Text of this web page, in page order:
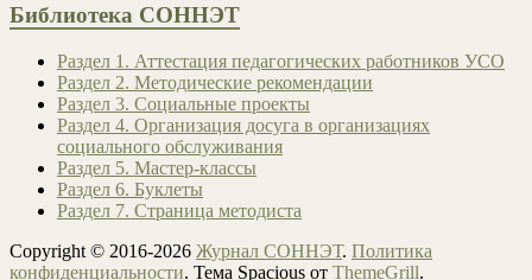
Библиотека СОННЭТ
Раздел 1. Аттестация педагогических работников УСО
Раздел 2. Методические рекомендации
Раздел 3. Социальные проекты
Раздел 4. Организация досуга в организациях
социального обслуживания
Раздел 5. Мастер-классы
Раздел 6. Буклеты
Раздел 7. Страница методиста
Copyright © 2016-2026 Журнал СОННЭТ. Политика
конфиденциальности. Тема Spacious от ThemeGrill.